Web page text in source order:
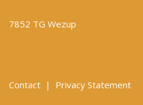
7852 TG Wezup
Contact | Privacy Statement